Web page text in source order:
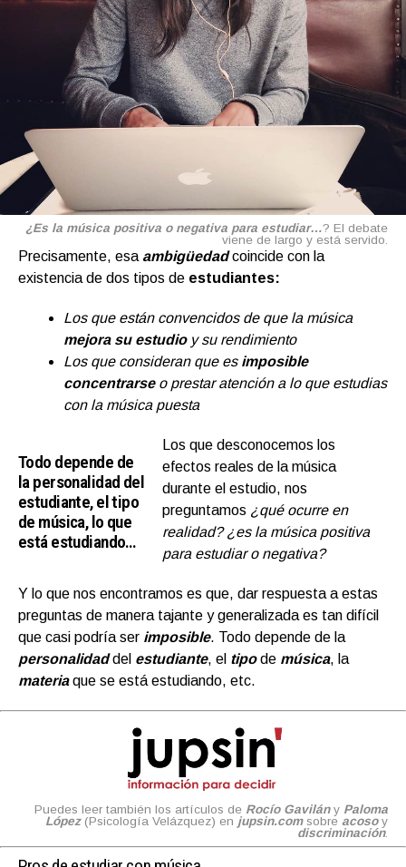
¿Es la música positiva o negativa para estudiar…? El debate
viene de largo y está servido.
Precisamente, esa ambigüedad coincide con la
existencia de dos tipos de estudiantes:
Los que están convencidos de que la música
mejora su estudioy su rendimiento
Los que consideran que es imposible
concentrarseo prestar atención a lo que estudias
con la música puesta
Todo depende de
la personalidad del
estudiante, el tipo
de música, lo que
está estudiando…
Los que desconocemos los
efectos reales de la música
durante el estudio, nos
preguntamos ¿qué ocurre en
realidad? ¿es la música positiva
para estudiar o negativa?
Y lo que nos encontramos es que, dar respuesta a estas
preguntas de manera tajante y generalizada es tan difícil
que casi podría ser imposible. Todo depende de la
personalidaddel estudiante, el tipo de música, la
materia que se está estudiando, etc.
Puedes leer también los artículos de Rocío Gavilány Paloma
López(Psicología Velázquez) en jupsin.comsobre acosoy
discriminación.